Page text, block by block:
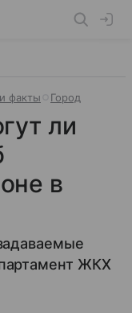
факты Город
ли
в
ЖКХ